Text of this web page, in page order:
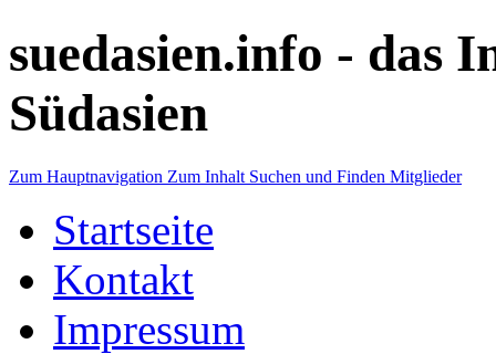
suedasien.info - das
Südasien
Zum Hauptnavigation Zum Inhalt Suchen und Finden Mitglieder
Startseite
Kontakt
Impressum